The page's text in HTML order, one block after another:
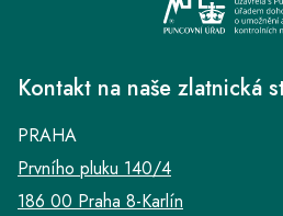
Kontakt na naše zlatnická
PRAHA
Prvního pluku 140/4
186 00 Praha 8-Karlín